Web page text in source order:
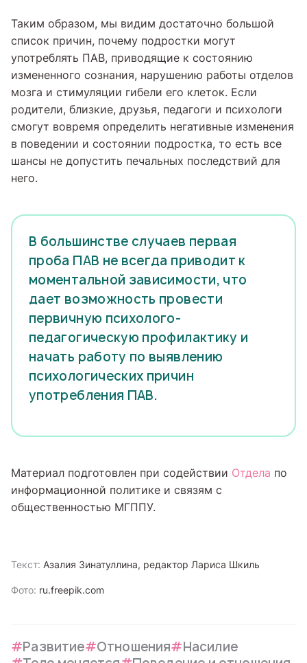
Таким образом, мы видим достаточно большой
список причин, почему подростки могут
употреблять ПАВ, приводящие к состоянию
измененного сознания, нарушению работы отделов
мозга и стимуляции гибели его клеток. Если
родители, близкие, друзья, педагоги и психологи
смогут вовремя определить негативные изменения
в поведении и состоянии подростка, то есть все
шансы не допустить печальных последствий для
него.
В большинстве случаев первая
проба ПАВ не всегда приводит к
моментальной зависимости, что
дает возможность провести
первичную психолого-
педагогическую профилактику и
начать работу по выявлению
психологических причин
употребления ПАВ.
Материал подготовлен при содействии Отдела по
информационной политике и связям с
общественностью МГППУ.
Текст: Азалия Зинатуллина, редактор Лариса Шкиль
Фото: ru.freepik.com
Развитие Отношения
Насилие